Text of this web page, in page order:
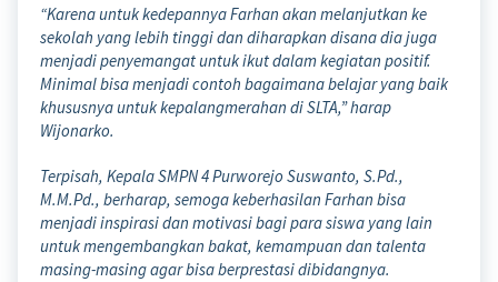
“Karena untuk kedepannya Farhan akan melanjutkan ke
sekolah yang lebih tinggi dan diharapkan disana dia juga
menjadi penyemangat untuk ikut dalam kegiatan positif.
Minimal bisa menjadi contoh bagaimana belajar yang baik
khususnya untuk kepalangmerahan di SLTA,” harap
Wijonarko.
Terpisah, Kepala SMPN 4 Purworejo Suswanto, S.Pd.,
M.M.Pd., berharap, semoga keberhasilan Farhan bisa
menjadi inspirasi dan motivasi bagi para siswa yang lain
untuk mengembangkan bakat, kemampuan dan talenta
masing-masing agar bisa berprestasi dibidangnya.